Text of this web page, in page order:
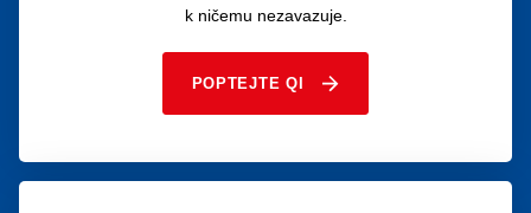
k ničemu nezavazuje.
POPTEJTE QI